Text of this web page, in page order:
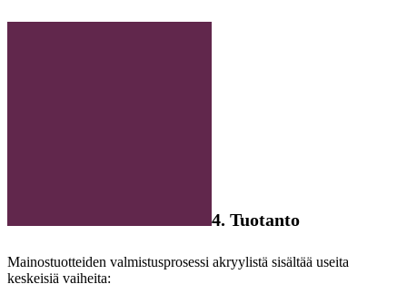
4. Tuotanto
Mainostuotteiden valmistusprosessi akryylistä sisältää useita
keskeisiä vaiheita: